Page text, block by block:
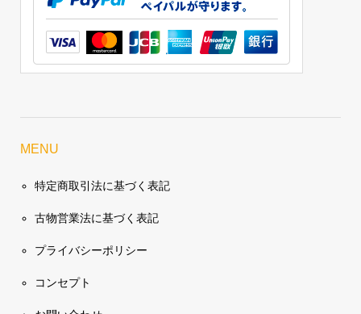
MENU
特定商取引法に基づく表記
古物営業法に基づく表記
プライバシーポリシー
コンセプト